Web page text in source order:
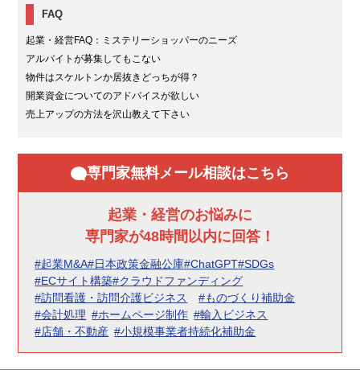
FAQ
起業・経営FAQ：ミステリーショッパーのニーズ
アルバイトが募集してもこない
物件はスケルトンか居抜きどっちが得？
開業資金についてのアドバイスが欲しい
売上アップの方法を沢山教えて下さい
専門家無料メール相談はこちら
起業・経営のお悩みに
専門家が48時間以内に回答！
#起業M&A#日本政策金融公庫#ChatGPT#SDGs
#ECサイト構築#クラウドファンディング
#訪問看護・訪問介護ビジネス
#ものづくり補助金
#会計処理 #ホームページ制作 #輸入ビジネス
#店舗・不動産 #小規模事業者持続化補助金